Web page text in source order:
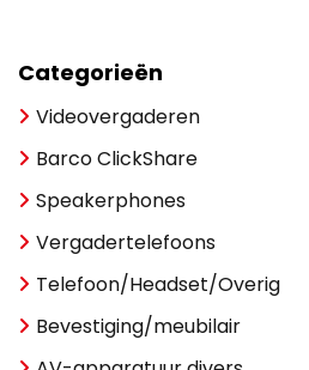
Categorieën
Videovergaderen
Barco ClickShare
Speakerphones
Vergadertelefoons
Telefoon/Headset/Overig
Bevestiging/meubilair